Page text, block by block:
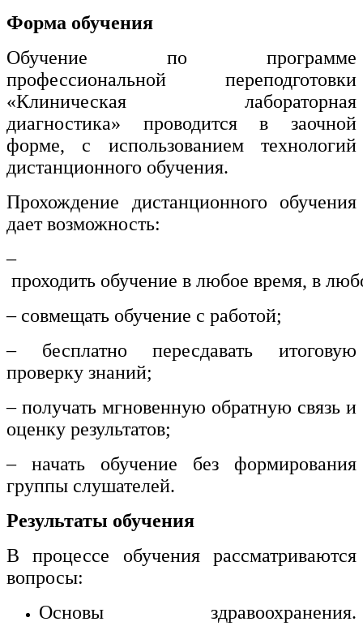
Форма обучения
Обучение по программе
профессиональной переподготовки
«Клиническая лабораторная
диагностика» проводится в заочной
форме, с использованием технологий
дистанционного обучения.
Прохождение дистанционного обучения
дает возможность:
–
проходить обучение в любое время, в
– совмещать обучение с работой;
– бесплатно пересдавать итоговую
проверку знаний;
– получать мгновенную обратную связь и
оценку результатов;
– начать обучение без формирования
группы слушателей.
Результаты обучения
В процессе обучения рассматриваются
вопросы:
Основы здравоохранения.